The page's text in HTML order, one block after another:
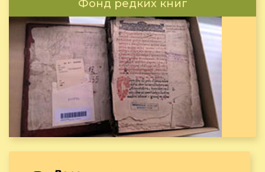
Фонд редких книг